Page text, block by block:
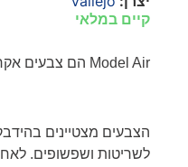
קיים במלאי
Model Air הם צבעים
הצבעים מצטיינים
לשריטות ושפשופים.